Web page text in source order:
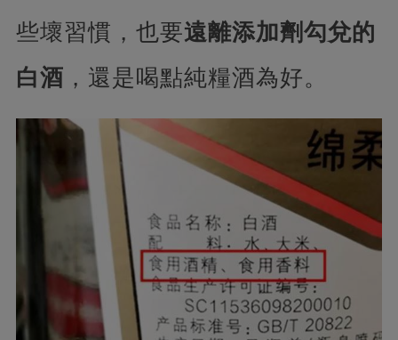
些壞習慣，也要遠離添加劑勾兌的
白酒 ，還是喝點純糧酒為好。